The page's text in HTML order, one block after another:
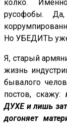
колко.
русофобы.
Но УБЕДИТЬ
Я, старый
жизнь
бывалого
постов, скажу:
ДУХЕ и лишь
догоняет